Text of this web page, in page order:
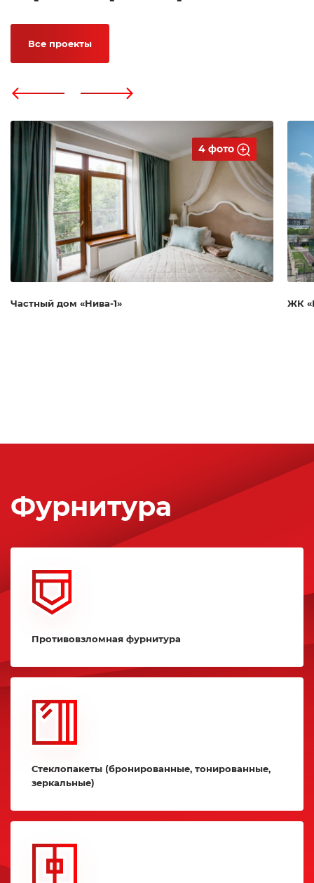
Все проекты
4 фото
Частный дом «Нива-1» ЖК
Фурнитура
Противовзломная фурнитура
Стеклопакеты (бронированные, тонированные,
зеркальные)